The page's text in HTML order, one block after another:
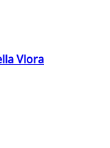
Vlora